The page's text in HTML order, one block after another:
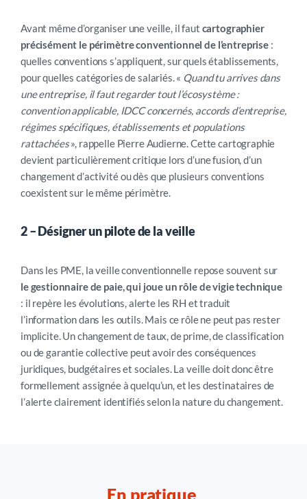
Avant même d’organiser une veille, il faut cartographier
précisément le périmètre conventionnel de l’entreprise:
quelles conventions s’appliquent, sur quels établissements,
pour quelles catégories de salariés. « Quand tu arrives dans
une entreprise, il faut regarder tout l’écosystème :
convention applicable, IDCC concernés, accords d’entreprise,
régimes spécifiques, établissements et populations
rattachées», rappelle Pierre Audierne. Cette cartographie
devient particulièrement critique lors d’une fusion, d’un
changement d’activité ou dès que plusieurs conventions
coexistent sur le même périmètre.
2 – Désigner un pilote de la veille
Dans les PME, la veille conventionnelle repose souvent sur
le gestionnaire de paie, qui joueun rôle de vigie technique
: il repère les évolutions, alerte les RH et traduit
l’information dans les outils.Mais ce rôle ne peut pas rester
implicite. Un changement de taux, de prime, de classification
ou de garantie collective peut avoir des conséquences
juridiques, budgétaires et sociales. La veille doit donc être
formellement assignée à quelqu’un, et les destinataires de
l’alerte clairement identifiés selon la nature du changement.
En pratique